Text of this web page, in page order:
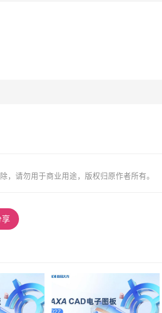
，请勿用于商业用途，版权归原作者所有。
享